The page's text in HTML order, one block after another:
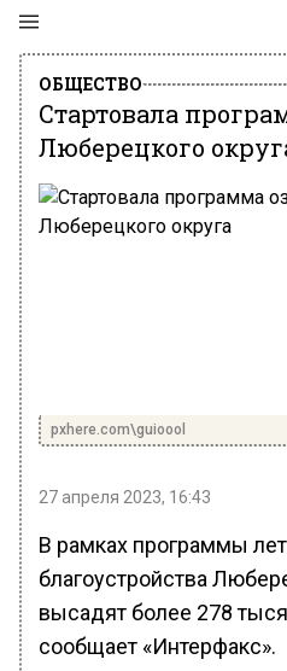
ОБЩЕСТВО
Стартовала
Люберецкого
pxhere.com\guioool
27 апреля 2023, 16:43
В рамках программы
благоустройства
высадят более 278
сообщает «Интерфакс».